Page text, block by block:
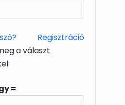
Regisztráció
a választ
=